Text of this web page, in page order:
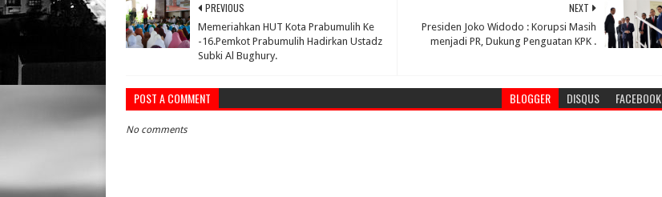
NEXT
Presiden Joko Widodo : Korupsi Masih
menjadi PR, Dukung Penguatan KPK .
PREVIOUS
Memeriahkan HUT Kota Prabumulih Ke
-16.Pemkot Prabumulih Hadirkan Ustadz
Subki Al Bughury.
POST A COMMENT BLOGGER DISQUS FACEBOOK
No comments